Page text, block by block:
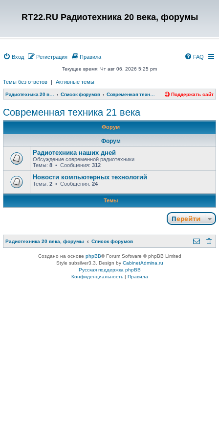
RT22.RU Радиотехника 20 века, форумы
Вход Регистрация FAQ
Правила
Текущее время: Чт авг 06, 2026 5:25 pm
Темы без ответов | Активные темы
Радиотехника 20 века, форумы Список форумов Поддержать сайт
Современная техника 21 века
Форум
Форум
Радиотехника наших дней
Обсуждение современной радиотехники
Темы: 8 • Сообщения: 312
Новости компьютерных технологий
Темы: 2 • Сообщения: 24
Темы
Перейти
Радиотехника 20 века, форумы Список форумов
Создано на основе phpBB® Forum Software © phpBB Limited
Style subsilver3.3. Design by CabinetAdmina.ru
Русская поддержка phpBB
Конфиденциальность| Правила